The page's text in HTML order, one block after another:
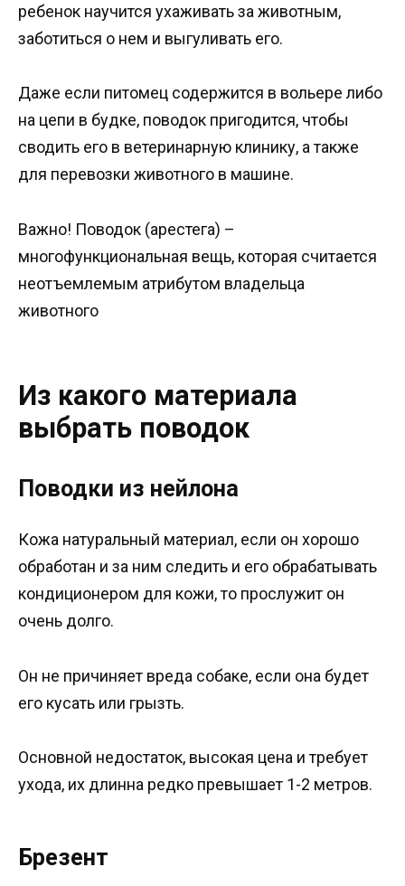
ребенок научится ухаживать за животным,
заботиться о нем и выгуливать его.
Даже если питомец содержится в вольере либо
на цепи в будке, поводок пригодится, чтобы
сводить его в ветеринарную клинику, а также
для перевозки животного в машине.
Важно! Поводок (арестега) –
многофункциональная вещь, которая считается
неотъемлемым атрибутом владельца
животного
Из какого материала
выбрать поводок
Поводки из нейлона
Кожа натуральный материал, если он хорошо
обработан и за ним следить и его обрабатывать
кондиционером для кожи, то прослужит он
очень долго.
Он не причиняет вреда собаке, если она будет
его кусать или грызть.
Основной недостаток, высокая цена и требует
ухода, их длинна редко превышает 1-2 метров.
Брезент